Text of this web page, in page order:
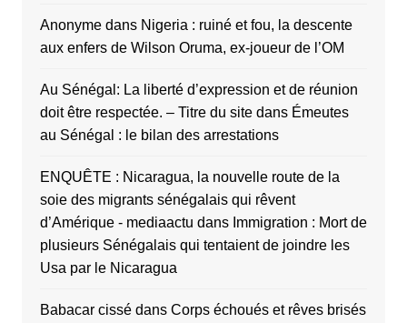
Anonymedans Nigeria : ruiné et fou, la descente
aux enfers de Wilson Oruma, ex-joueur de l’OM
Au Sénégal: La liberté d’expression et de réunion
doit être respectée. – Titre du sitedans Émeutes
au Sénégal : le bilan des arrestations
ENQUÊTE : Nicaragua, la nouvelle route de la
soie des migrants sénégalais qui rêvent
d’Amérique - mediaactu dans Immigration : Mort de
plusieurs Sénégalais qui tentaient de joindre les
Usa par le Nicaragua
Babacar cissédans Corps échoués et rêves brisés